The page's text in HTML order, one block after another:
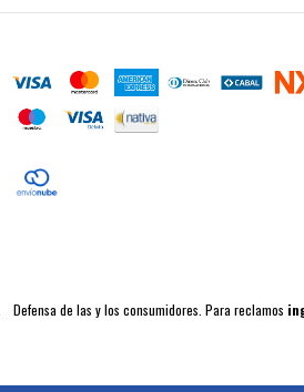
Defensa de las y los consumidores. Para reclamos